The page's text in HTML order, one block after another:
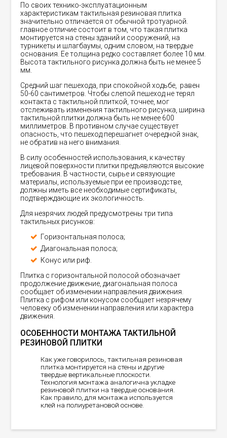
По своих технико-эксплуатационным
характеристикам тактильная резиновая плитка
значительно отличается от обычной тротуарной.
главное отличие состоит в том, что такая плитка
монтируется на стены зданий и сооружений, на
турникеты и шлагбаумы, одним словом, на твердые
основания. Ее толщина редко составляет более 10 мм.
Высота тактильного рисунка должна быть не менее 5
мм.
Средний шаг пешехода, при спокойной ходьбе, равен
50-60 сантиметров. Чтобы слепой пешеход не терял
контакта с тактильной плиткой, точнее, мог
отслеживать изменения тактильного рисунка, ширина
тактильной плитки должна быть не менее 600
миллиметров. В противном случае существует
опасность, что пешеход перешагнет очередной знак,
не обратив на него внимания.
В силу особенностей использования, к качеству
лицевой поверхности плитки предъявляются высокие
требования. В частности, сырье и связующие
материалы, используемые при ее производстве,
должны иметь все необходимые сертификаты,
подтверждающие их экологичность.
Для незрячих людей предусмотрены три типа
тактильных рисунков:
Горизонтальная полоса;
Диагональная полоса;
Конус или риф.
Плитка с горизонтальной полосой обозначает
продолжение движение, диагональная полоса
сообщает об изменении направления движения.
Плитка с рифом или конусом сообщает незрячему
человеку об изменении направления или характера
движения.
ОСОБЕННОСТИ МОНТАЖА ТАКТИЛЬНОЙ
РЕЗИНОВОЙ ПЛИТКИ
Как уже говорилось, тактильная резиновая
плитка монтируется на стены и другие
твердые вертикальные плоскости.
Технология монтажа аналогична укладке
резиновой плитки на твердые основания.
Как правило, для монтажа используется
клей на полиуретановой основе.